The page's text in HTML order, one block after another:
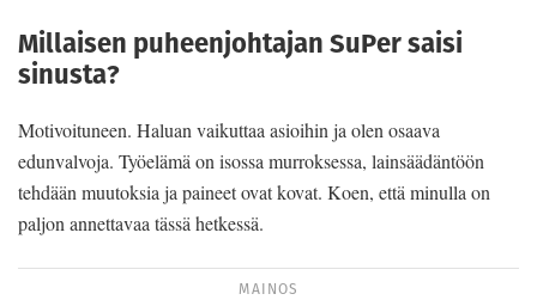
Millaisen puheenjohtajan SuPer saisi
sinusta?
Motivoituneen. Haluan vaikuttaa asioihin ja olen osaava
edunvalvoja. Työelämä on isossa murroksessa, lainsäädäntöön
tehdään muutoksia ja paineet ovat kovat. Koen, että minulla on
paljon annettavaa tässä hetkessä.
MAINOS